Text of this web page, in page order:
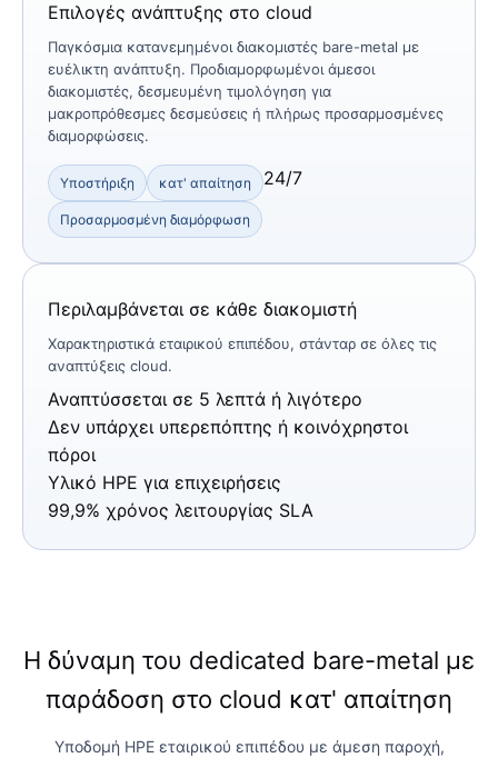
Επιλογές ανάπτυξης στο cloud
Παγκόσμια κατανεμημένοι διακομιστές bare-metal με
ευέλικτη ανάπτυξη. Προδιαμορφωμένοι άμεσοι
διακομιστές, δεσμευμένη τιμολόγηση για
μακροπρόθεσμες δεσμεύσεις ή πλήρως προσαρμοσμένες
διαμορφώσεις.
Υποστήριξη κατ' απαίτηση 24/7
Προσαρμοσμένη διαμόρφωση
Περιλαμβάνεται σε κάθε διακομιστή
Χαρακτηριστικά εταιρικού επιπέδου, στάνταρ σε όλες τις
αναπτύξεις cloud.
Αναπτύσσεται σε 5 λεπτά ή λιγότερο
Δεν υπάρχει υπερεπόπτης ή κοινόχρηστοι
πόροι
Υλικό HPE για επιχειρήσεις
99,9% χρόνος λειτουργίας SLA
Η δύναμη του dedicated bare-metal με
παράδοση στο cloud κατ' απαίτηση
Υποδομή HPE εταιρικού επιπέδου με άμεση παροχή,